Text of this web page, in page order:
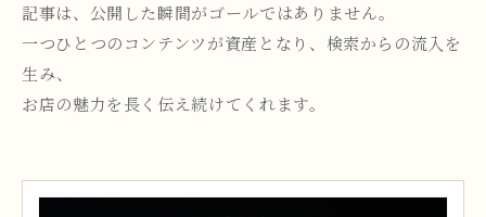
記事は、公開した瞬間がゴールではありません。
一つひとつのコンテンツが資産となり、検索からの流入を
生み、
お店の魅力を長く伝え続けてくれます。